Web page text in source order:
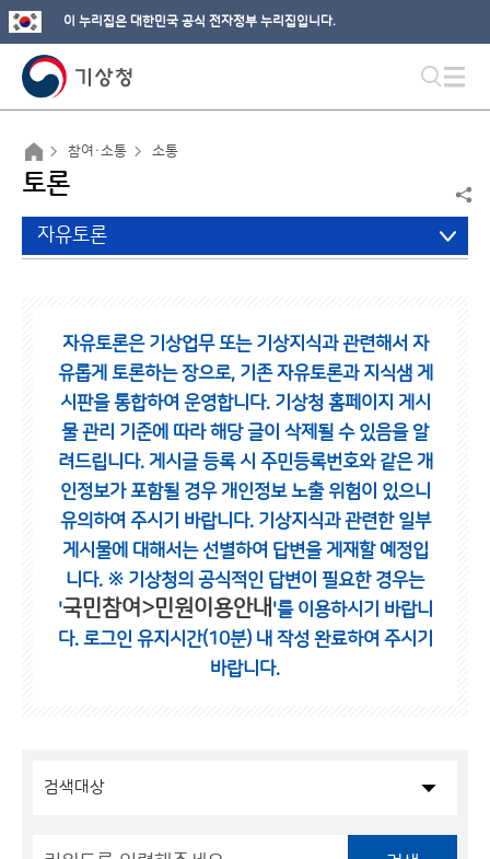
이 누리집은 대한민국 공식 전자정부 누리집입니다.
참여·소통 소통
토론
자유토론
자유토론은 기상업무 또는 기상지식과 관련해서 자
유롭게 토론하는 장으로, 기존 자유토론과 지식샘 게
시판을 통합하여 운영합니다. 기상청 홈페이지 게시
물 관리 기준에 따라 해당 글이 삭제될 수 있음을 알
려드립니다. 게시글 등록 시 주민등록번호와 같은 개
인정보가 포함될 경우 개인정보 노출 위험이 있으니
유의하여 주시기 바랍니다. 기상지식과 관련한 일부
게시물에 대해서는 선별하여 답변을 게재할 예정입
니다. ※ 기상청의 공식적인 답변이 필요한 경우는
'국민참여>민원이용안내 '를 이용하시기 바랍니
다. 로그인 유지시간(10분) 내 작성 완료하여 주시기
바랍니다.